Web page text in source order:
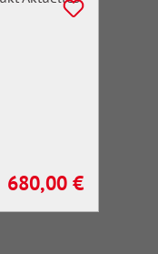
Regulärer Preis:
680,00 €